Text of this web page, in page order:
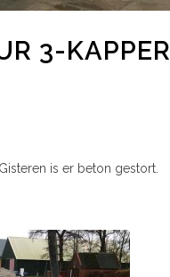
3-KAPPER
is er beton gestort.